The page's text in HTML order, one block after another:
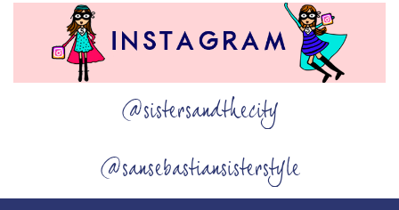
@sistersandthecity
@sansebastiansisterstyle